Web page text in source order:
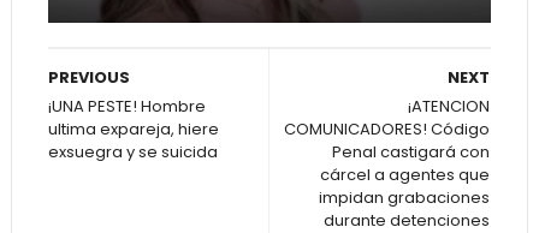
NEXT
¡ATENCION
COMUNICADORES! Código
Penal castigará con
cárcel a agentes que
impidan grabaciones
durante detenciones
PREVIOUS
¡UNA PESTE! Hombre
ultima expareja, hiere
exsuegra y se suicida